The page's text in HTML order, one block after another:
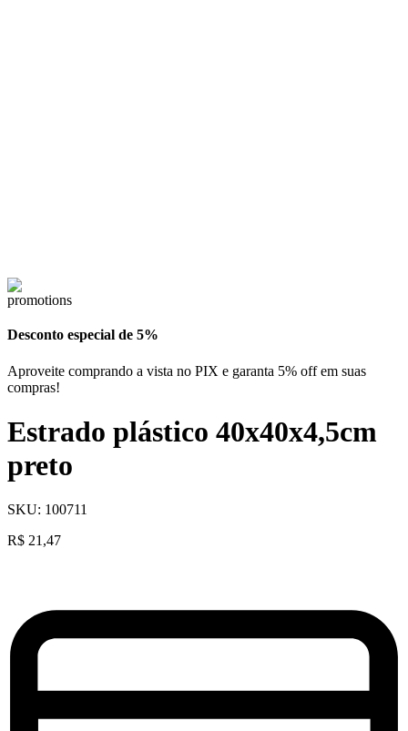
Desconto especial de 5%
Aproveite comprando a vista no PIX e garanta 5% off em suas
compras!
Estrado plástico 40x40x4,5cm
preto
SKU: 100711
R$ 21,47